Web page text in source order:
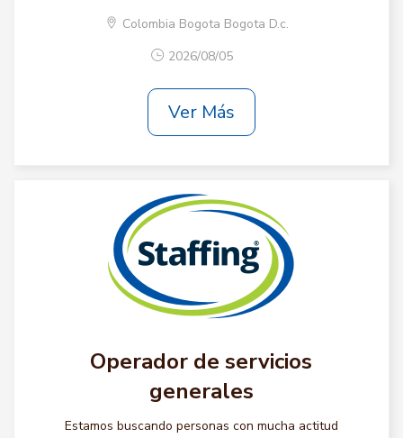
Colombia Bogota Bogota D.c.
2026/08/05
Ver Más
Operador de servicios
generales
Estamos buscando personas con mucha actitud